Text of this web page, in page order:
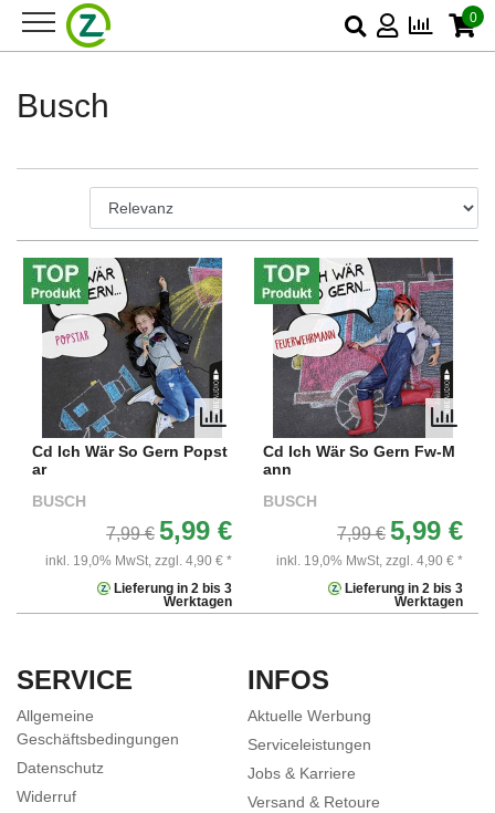
0
Busch
Cd Ich Wär So Gern Popst
ar
BUSCH
7,99 € 5,99 €
inkl. 19,0% MwSt, zzgl. 4,90 € *
Lieferung in 2 bis 3
Werktagen
Cd Ich Wär So Gern Fw-M
ann
BUSCH
7,99 € 5,99 €
inkl. 19,0% MwSt, zzgl. 4,90 € *
Lieferung in 2 bis 3
Werktagen
SERVICE
Allgemeine
Geschäftsbedingungen
Datenschutz
Widerruf
INFOS
Aktuelle Werbung
Serviceleistungen
Jobs & Karriere
Versand & Retoure